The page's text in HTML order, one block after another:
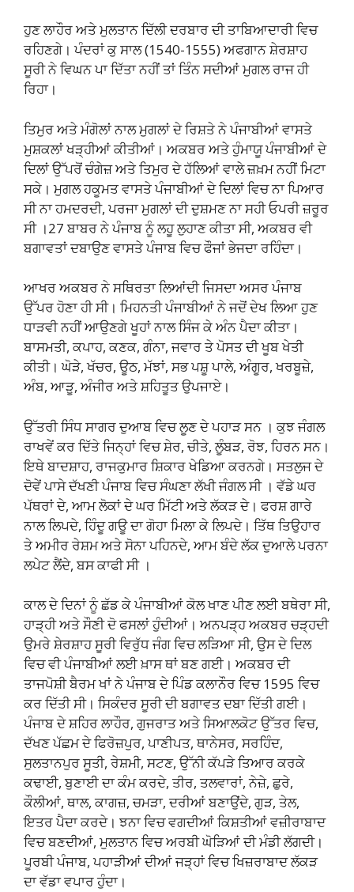
ਹੁਣ ਲਾਹੌਰ ਅਤੇ ਮੁਲਤਾਨ ਦਿੱਲੀ ਦਰਬਾਰ ਦੀ ਤਾਬਿਆਦਾਰੀ ਵਿਚ
ਰਹਿਣਗੇ। ਪੰਦਰਾਂ ਕੁ ਸਾਲ (1540-1555) ਅਫਗਾਨ ਸ਼ੇਰਸ਼ਾਹ
ਸੂਰੀ ਨੇ ਵਿਘਨ ਪਾ ਦਿੱਤਾ ਨਹੀਂ ਤਾਂ ਤਿੰਨ ਸਦੀਆਂ ਮੁਗਲ ਰਾਜ ਹੀ
ਰਿਹਾ।
ਤਿਮੁਰ ਅਤੇ ਮੰਗੋਲਾਂ ਨਾਲ ਮੁਗਲਾਂ ਦੇ ਰਿਸ਼ਤੇ ਨੇ ਪੰਜਾਬੀਆਂ ਵਾਸਤੇ
ਮੁਸ਼ਕਲਾਂ ਖੜ੍ਹੀਆਂ ਕੀਤੀਆਂ। ਅਕਬਰ ਅਤੇ ਹੁੰਮਾਯੂ ਪੰਜਾਬੀਆਂ ਦੇ
ਦਿਲਾਂ ਉੱਪਰੋਂ ਚੰਗੇਜ਼ ਅਤੇ ਤਿਮੁਰ ਦੇ ਹੱਲਿਆਂ ਵਾਲੇ ਜ਼ਖ਼ਮ ਨਹੀਂ ਮਿਟਾ
ਸਕੇ। ਮੁਗਲ ਹਕੂਮਤ ਵਾਸਤੇ ਪੰਜਾਬੀਆਂ ਦੇ ਦਿਲਾਂ ਵਿਚ ਨਾ ਪਿਆਰ
ਸੀ ਨਾ ਹਮਦਰਦੀ, ਪਰਜਾ ਮੁਗਲਾਂ ਦੀ ਦੁਸ਼ਮਣ ਨਾ ਸਹੀ ਓਪਰੀ ਜ਼ਰੂਰ
ਸੀ ।27 ਬਾਬਰ ਨੇ ਪੰਜਾਬ ਨੂੰ ਲਹੂ ਲੁਹਾਣ ਕੀਤਾ ਸੀ, ਅਕਬਰ ਵੀ
ਬਗਾਵਤਾਂ ਦਬਾਉਣ ਵਾਸਤੇ ਪੰਜਾਬ ਵਿਚ ਫੌਜਾਂ ਭੇਜਦਾ ਰਹਿੰਦਾ।
ਆਖਰ ਅਕਬਰ ਨੇ ਸਥਿਰਤਾ ਲਿਆਂਦੀ ਜਿਸਦਾ ਅਸਰ ਪੰਜਾਬ
ਉੱਪਰ ਹੋਣਾ ਹੀ ਸੀ। ਮਿਹਨਤੀ ਪੰਜਾਬੀਆਂ ਨੇ ਜਦੋਂ ਦੇਖ ਲਿਆ ਹੁਣ
ਧਾੜਵੀ ਨਹੀਂ ਆਉਣਗੇ ਖੂਹਾਂ ਨਾਲ ਸਿੰਜ ਕੇ ਅੰਨ ਪੈਦਾ ਕੀਤਾ।
ਬਾਸਮਤੀ, ਕਪਾਹ, ਕਣਕ, ਗੰਨਾ, ਜਵਾਰ ਤੇ ਪੋਸਤ ਦੀ ਖੂਬ ਖੇਤੀ
ਕੀਤੀ। ਘੋੜੇ, ਖੱਚਰ, ਊਠ, ਮੱਝਾਂ, ਸਭ ਪਸ਼ੂ ਪਾਲੇ, ਅੰਗੂਰ, ਖਰਬੂਜ਼ੇ,
ਅੰਬ, ਆੜੂ, ਅੰਜੀਰ ਅਤੇ ਸ਼ਹਿਤੂਤ ਉਪਜਾਏ।
ਉੱਤਰੀ ਸਿੰਧ ਸਾਗਰ ਦੁਆਬ ਵਿਚ ਲੂਣ ਦੇ ਪਹਾੜ ਸਨ । ਕੁਝ ਜੰਗਲ
ਰਾਖਵੇਂ ਕਰ ਦਿੱਤੇ ਜਿਨ੍ਹਾਂ ਵਿਚ ਸ਼ੇਰ, ਚੀਤੇ, ਲੂੰਬੜ, ਰੋਝ, ਹਿਰਨ ਸਨ।
ਇਥੇ ਬਾਦਸ਼ਾਹ, ਰਾਜਕੁਮਾਰ ਸ਼ਿਕਾਰ ਖੇਡਿਆ ਕਰਨਗੇ। ਸਤਲੁਜ ਦੇ
ਦੋਵੇਂ ਪਾਸੇ ਦੱਖਣੀ ਪੰਜਾਬ ਵਿਚ ਸੰਘਣਾ ਲੱਖੀ ਜੰਗਲ ਸੀ । ਵੱਡੇ ਘਰ
ਪੱਥਰਾਂ ਦੇ, ਆਮ ਲੋਕਾਂ ਦੇ ਘਰ ਮਿੱਟੀ ਅਤੇ ਲੱਕੜ ਦੇ। ਫਰਸ਼ ਗਾਰੇ
ਨਾਲ ਲਿਪਦੇ, ਹਿੰਦੂ ਗਊ ਦਾ ਗੋਹਾ ਮਿਲਾ ਕੇ ਲਿਪਦੇ। ਤਿੱਥ ਤਿਉਹਾਰ
ਤੇ ਅਮੀਰ ਰੇਸ਼ਮ ਅਤੇ ਸੋਨਾ ਪਹਿਨਦੇ, ਆਮ ਬੰਦੇ ਲੱਕ ਦੁਆਲੇ ਪਰਨਾ
ਲਪੇਟ ਲੈਂਦੇ, ਬਸ ਕਾਫੀ ਸੀ ।
ਕਾਲ ਦੇ ਦਿਨਾਂ ਨੂੰ ਛੱਡ ਕੇ ਪੰਜਾਬੀਆਂ ਕੋਲ ਖਾਣ ਪੀਣ ਲਈ ਬਥੇਰਾ ਸੀ,
ਹਾੜ੍ਹੀ ਅਤੇ ਸੌਣੀ ਦੋ ਫਸਲਾਂ ਹੁੰਦੀਆਂ। ਅਨਪੜ੍ਹ ਅਕਬਰ ਚੜ੍ਹਦੀ
ਉਮਰੇ ਸ਼ੇਰਸ਼ਾਹ ਸੂਰੀ ਵਿਰੁੱਧ ਜੰਗ ਵਿਚ ਲੜਿਆ ਸੀ, ਉਸ ਦੇ ਦਿਲ
ਵਿਚ ਵੀ ਪੰਜਾਬੀਆਂ ਲਈ ਖ਼ਾਸ ਥਾਂ ਬਣ ਗਈ। ਅਕਬਰ ਦੀ
ਤਾਜਪੋਸ਼ੀ ਬੈਰਮ ਖਾਂ ਨੇ ਪੰਜਾਬ ਦੇ ਪਿੰਡ ਕਲਾਨੌਰ ਵਿਚ 1595 ਵਿਚ
ਕਰ ਦਿੱਤੀ ਸੀ। ਸਿਕੰਦਰ ਸੂਰੀ ਦੀ ਬਗਾਵਤ ਦਬਾ ਦਿੱਤੀ ਗਈ।
ਪੰਜਾਬ ਦੇ ਸ਼ਹਿਰ ਲਾਹੌਰ, ਗੁਜਰਾਤ ਅਤੇ ਸਿਆਲਕੋਟ ਉੱਤਰ ਵਿਚ,
ਦੱਖਣ ਪੱਛਮ ਦੇ ਫਿਰੋਜ਼ਪੁਰ, ਪਾਣੀਪਤ, ਥਾਨੇਸਰ, ਸਰਹਿੰਦ,
ਸੁਲਤਾਨਪੁਰ ਸੂਤੀ, ਰੇਸ਼ਮੀ, ਸਟਣ, ਉੱਨੀ ਕੱਪੜੇ ਤਿਆਰ ਕਰਕੇ
ਕਢਾਈ, ਬੁਣਾਈ ਦਾ ਕੰਮ ਕਰਦੇ, ਤੀਰ, ਤਲਵਾਰਾਂ, ਨੇਜ਼ੇ, ਛੁਰੇ,
ਕੌਲੀਆਂ, ਥਾਲ, ਕਾਗਜ਼, ਚਮੜਾ, ਦਰੀਆਂ ਬਣਾਉਂਦੇ, ਗੁੜ, ਤੇਲ,
ਇਤਰ ਪੈਦਾ ਕਰਦੇ। ਝਨਾ ਵਿਚ ਵਗਦੀਆਂ ਕਿਸ਼ਤੀਆਂ ਵਜ਼ੀਰਾਬਾਦ
ਵਿਚ ਬਣਦੀਆਂ, ਮੁਲਤਾਨ ਵਿਚ ਅਰਬੀ ਘੋੜਿਆਂ ਦੀ ਮੰਡੀ ਲੱਗਦੀ।
ਪੂਰਬੀ ਪੰਜਾਬ, ਪਹਾੜੀਆਂ ਦੀਆਂ ਜੜ੍ਹਾਂ ਵਿਚ ਖਿਜ਼ਰਾਬਾਦ ਲੱਕੜ
ਦਾ ਵੱਡਾ ਵਪਾਰ ਹੁੰਦਾ।